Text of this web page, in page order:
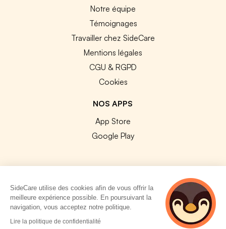
Notre équipe
Témoignages
Travailler chez SideCare
Mentions légales
CGU & RGPD
Cookies
NOS APPS
App Store
Google Play
© 2026 SideCare. Tous droits réservés.
SideCare utilise des cookies afin de vous offrir la
meilleure expérience possible. En poursuivant la
navigation, vous acceptez notre politique.
Lire la politique de confidentialité
4 personnes